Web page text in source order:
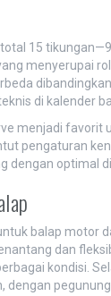
15
menyerupai
di kalender
menjadi favorit
pengaturan
dengan optimal
balap motor
dan
kondisi.